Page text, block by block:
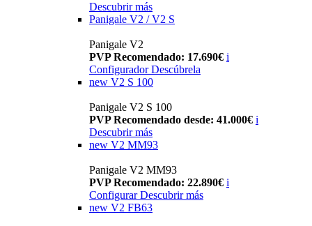
Descubrir más
Panigale V2 / V2 S
Panigale V2
PVP Recomendado: 17.690€ i
Configurador Descúbrela
new V2 S 100
Panigale V2 S 100
PVP Recomendado desde: 41.000€ i
Descubrir más
new V2 MM93
Panigale V2 MM93
PVP Recomendado: 22.890€ i
Configurar Descubrir más
new V2 FB63